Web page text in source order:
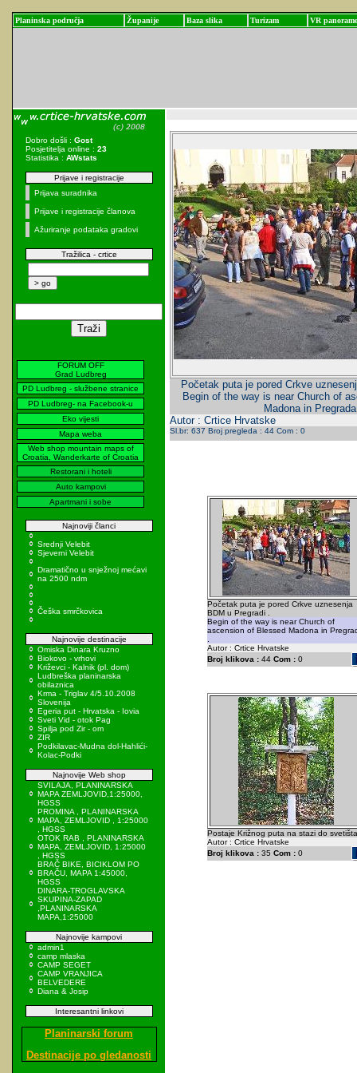
Planinska područja Županije Baza slika Turizam VR panorame
Dobro došli : Gost
Posjetitelja online : 23
Statistika : AWstats
Prijave i registracije
Prijava suradnika
Prijave i registracije članova
Ažuriranje podataka gradovi
Tražilica - crtice
FORUM OFF
Grad Ludbreg
PD Ludbreg - službene stranice
PD Ludbreg- na Facebook-u
Eko vijesti
Mapa weba
Web shop mountain maps of
Croatia, Wanderkarte of Croatia
Restorani i hoteli
Auto kampovi
Apartmani i sobe
Najnoviji članci
Srednji Velebit
Sjeverni Velebit
Dramatično u snježnoj mećavi
na 2500 ndm
Češka smrčkovica
Najnovije destinacije
Omiska Dinara Kruzno
Biokovo - vrhovi
Križevci - Kalnik (pl. dom)
Ludbreška planinarska
obilaznica
Krma - Triglav 4/5.10.2008
Slovenija
Egeria put - Hrvatska - Iovia
Sveti Vid - otok Pag
Spilja pod Zir - om
ZIR
Podkilavac-Mudna dol-Hahlići-
Kolac-Podki
Najnovije Web shop
SVILAJA, PLANINARSKA
MAPA ZEMLJOVID,1:25000,
HGSS
PROMINA , PLANINARSKA
MAPA, ZEMLJOVID , 1:25000
, HGSS
OTOK RAB , PLANINARSKA
MAPA, ZEMLJOVID, 1:25000
, HGSS
BRAČ BIKE, BICIKLOM PO
BRAČU, MAPA 1:45000,
HGSS
DINARA-TROGLAVSKA
SKUPINA-ZAPAD
,PLANINARSKA
MAPA,1:25000
Najnovije kampovi
admin1
camp mlaska
CAMP SEGET
CAMP VRANJICA
BELVEDERE
Diana & Josip
Interesantni linkovi
Planinarski forum
Destinacije po gledanosti
Početak puta je pored Crkve
Begin of the way is near Church of
Madona in
Autor : Crtice Hrvatske
Sl.br: 637 Broj pregleda : 44 Com : 0
Početak puta je pored Crkve uznesenja
BDM u Pregradi .
Begin of the way is near Church of
ascension of Blessed Madona in
Autor : Crtice Hrvatske
Broj klikova :44 Com :0
Postaje Križnog puta na stazi do
Autor : Crtice Hrvatske
Broj klikova :35 Com :0